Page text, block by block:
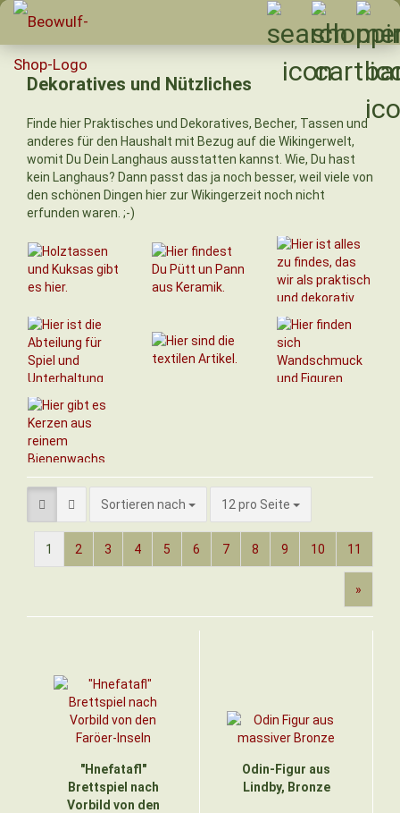
Dekoratives und Nützliches
Finde hier Praktisches und Dekoratives, Becher, Tassen und
anderes für den Haushalt mit Bezug auf die Wikingerwelt,
womit Du Dein Langhaus ausstatten kannst. Wie, Du hast
kein Langhaus? Dann passt das ja noch besser, weil viele von
den schönen Dingen hier zur Wikingerzeit noch nicht
erfunden waren. ;-)
Sortieren nach
Sortieren nach 12 pro Seite
pro Seite
1 2 3 4 5 6 7 8 9 10 11
»
"Hnefatafl"
Brettspiel nach
Vorbild von den
Odin-Figur aus
Lindby, Bronze